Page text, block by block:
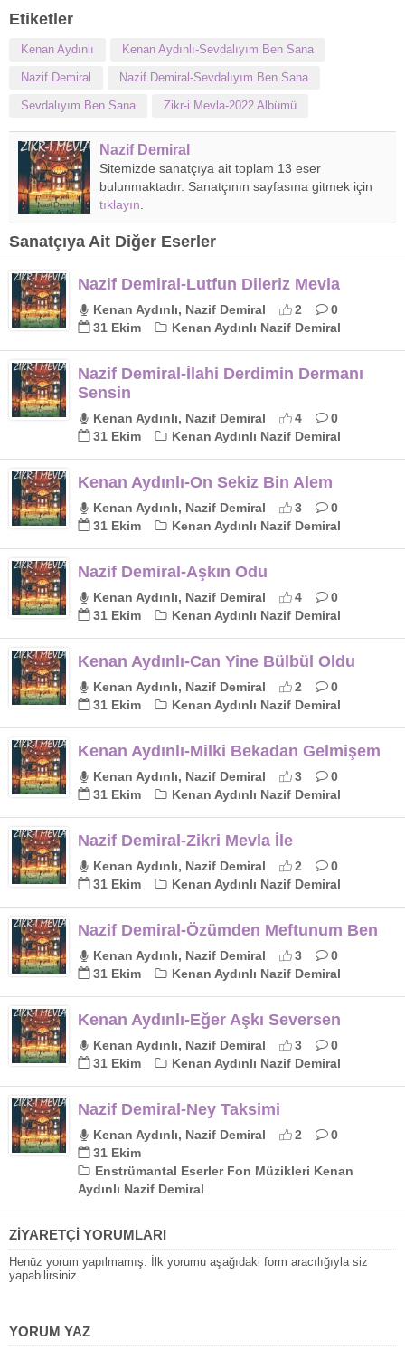
Etiketler
Kenan Aydınlı Kenan Aydınlı-Sevdalıyım Ben Sana
Nazif Demiral Nazif Demiral-Sevdalıyım Ben Sana
Sevdalıyım Ben Sana Zikr-i Mevla-2022 Albümü
Nazif Demiral
Sitemizde sanatçıya ait toplam 13 eser
bulunmaktadır. Sanatçının sayfasına gitmek için
tıklayın
Sanatçıya Ait Diğer Eserler
Nazif Demiral-Lutfun Dileriz Mevla
Kenan Aydınlı, Nazif Demiral 2
0
31 Ekim
Kenan Aydınlı Nazif Demiral
Nazif Demiral-İlahi Derdimin Dermanı
Sensin
Kenan Aydınlı, Nazif Demiral 4
0
31 Ekim
Kenan Aydınlı Nazif Demiral
Kenan Aydınlı-On Sekiz Bin Alem
Kenan Aydınlı, Nazif Demiral 3
0
31 Ekim
Kenan Aydınlı Nazif Demiral
Nazif Demiral-Aşkın Odu
Kenan Aydınlı, Nazif Demiral 4
0
31 Ekim
Kenan Aydınlı Nazif Demiral
Kenan Aydınlı-Can Yine Bülbül Oldu
Kenan Aydınlı, Nazif Demiral 2
0
31 Ekim
Kenan Aydınlı Nazif Demiral
Kenan Aydınlı-Milki Bekadan Gelmişem
Kenan Aydınlı, Nazif Demiral 3
0
31 Ekim
Kenan Aydınlı Nazif Demiral
Nazif Demiral-Zikri Mevla İle
Kenan Aydınlı, Nazif Demiral 2
0
31 Ekim
Kenan Aydınlı Nazif Demiral
Nazif Demiral-Özümden Meftunum Ben
Kenan Aydınlı, Nazif Demiral 3
0
31 Ekim
Kenan Aydınlı Nazif Demiral
Kenan Aydınlı-Eğer Aşkı Seversen
Kenan Aydınlı, Nazif Demiral 3
0
31 Ekim
Kenan Aydınlı Nazif Demiral
Nazif Demiral-Ney Taksimi
Kenan Aydınlı, Nazif Demiral 2
0
31 Ekim
Enstrümantal Eserler Fon Müzikleri Kenan
Aydınlı Nazif Demiral
ZİYARETÇİ YORUMLARI
Henüz yorum yapılmamış. İlk yorumu aşağıdaki form aracılığıyla siz
yapabilirsiniz.
YORUM YAZ